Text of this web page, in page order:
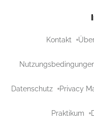
Kontakt
Datenschutz Privacy
Praktikum